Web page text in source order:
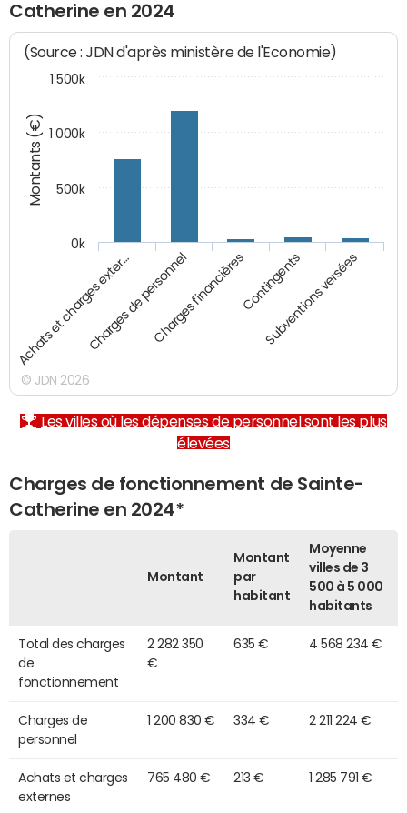
Catherine en 2024
Montants (€)
(Source : JDN d'après ministère de l'Economie)
Achats et charges exter…Charges de personnelCharges financièresContingents
Subventions versées
0k
500k
1 000k
1 500k
© JDN 2026
Les villes où les dépenses de personnel sont les plus
élevées
Charges de fonctionnement de Sainte-
Catherine en 2024*
Montant
Montant
par
habitant
Moyenne
villes de 3
500 à 5 000
habitants
Total des charges
de
fonctionnement
2 282 350
€
635 € 4 568 234 €
Charges de
personnel
1 200 830 € 334 € 2 211 224 €
Achats et charges
externes
765 480 € 213 € 1 285 791 €